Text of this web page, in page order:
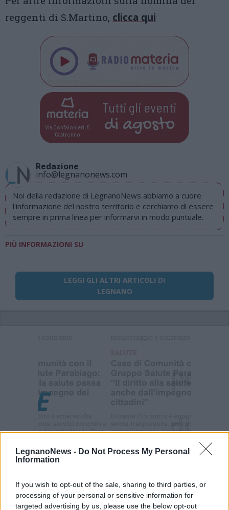
LegnanoNews - Do Not Process My Personal
Information
If you wish to opt-out of the sale, sharing to third parties, or
processing of your personal or sensitive information for
targeted advertising by us, please use the below opt-out
reggenti di S.Martino, clicca qui
Via Confalonieri, 5
Castronno
Tutti gli eventi
di agosto
Redazione
info@legnanonews.com
Noi della redazione di LegnanoNews abbiamo a cuore
l'informazione del nostro territorio e cerchiamo di essere
sempre in prima linea per informarvi in modo puntuale.
PIÙ INFORMAZIONI SU
LEGGI GLI ALTRI ARTICOLI DI
LEGNANO
Commenti
Accedioregistratiper commentare questo
articolo.